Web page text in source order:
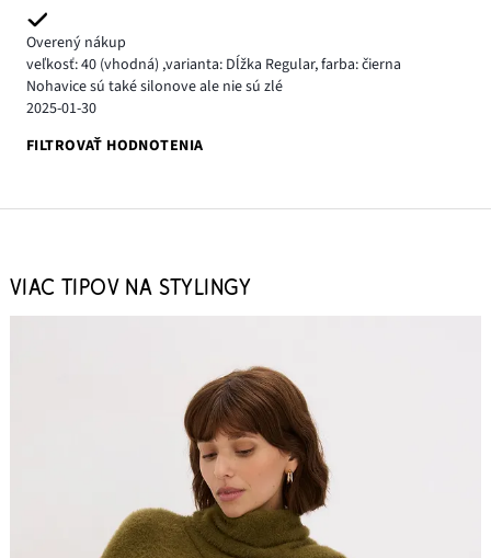
Overený nákup
veľkosť: 40 (vhodná) ,varianta: Dĺžka Regular,farba: čierna
Nohavice sú také silonove ale nie sú zlé
2025-01-30
FILTROVAŤ HODNOTENIA
VIAC TIPOV NA STYLINGY